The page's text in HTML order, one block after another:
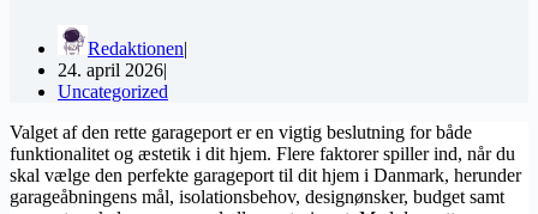
Redaktionen
24. april 2026
Uncategorized
Valget af den rette garageport er en vigtig beslutning for både
funktionalitet og æstetik i dit hjem. Flere faktorer spiller ind, når du
skal vælge den perfekte garageport til dit hjem i Danmark, herunder
garageåbningens mål, isolationsbehov, designønsker, budget samt